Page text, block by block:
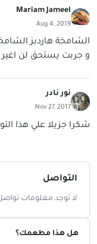
Mariam Jameel
Aug 4, 2019
الشامخة هاردبز
و جربت يستحق لن اغير
نور نادر
Nov 27, 2017
شكرا جزيلا علي هذا
التواصل
لا توجد معلومات
هل هذا مطعمك؟